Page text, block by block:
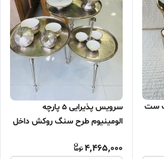
ست
سرویس پذیرایی ۵ پارچه
الومینیوم طرح سنگ روکش داخل
4,465,000